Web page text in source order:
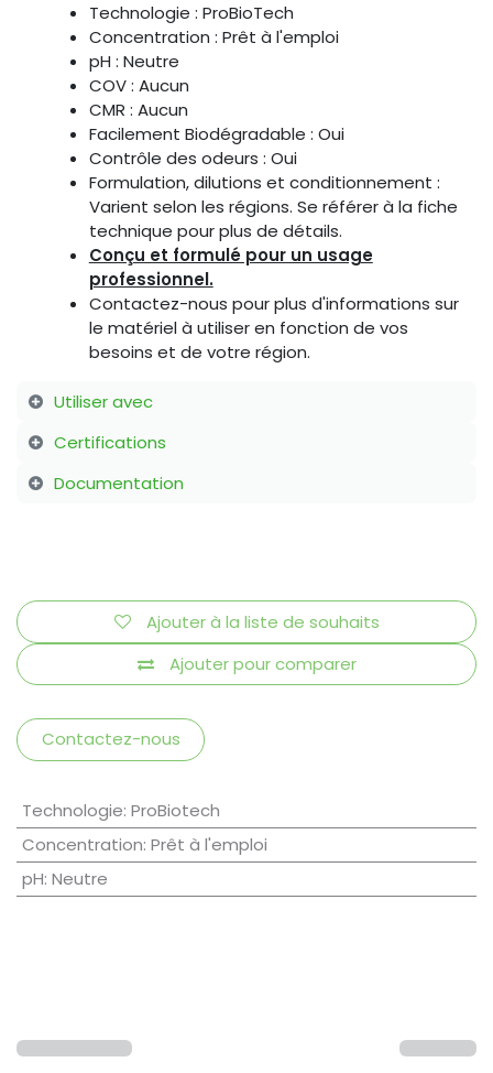
Technologie : ProBioTech
Concentration : Prêt à l'emploi
pH : Neutre
COV : Aucun
CMR : Aucun
Facilement Biodégradable : Oui
Contrôle des odeurs : Oui
Formulation, dilutions et conditionnement :
Varient selon les régions. Se référer à la fiche
technique pour plus de détails.
Conçu et formulé pour un usage
professionnel.
Contactez-nous pour plus d'informations sur
le matériel à utiliser en fonction de vos
besoins et de votre région.
Utiliser avec
Certifications
Documentation
Ajouter pour comparer
Ajouter à la liste de souhaits
Contactez-nous
Technologie: ProBiotech
Concentration: Prêt à l'emploi
pH: Neutre